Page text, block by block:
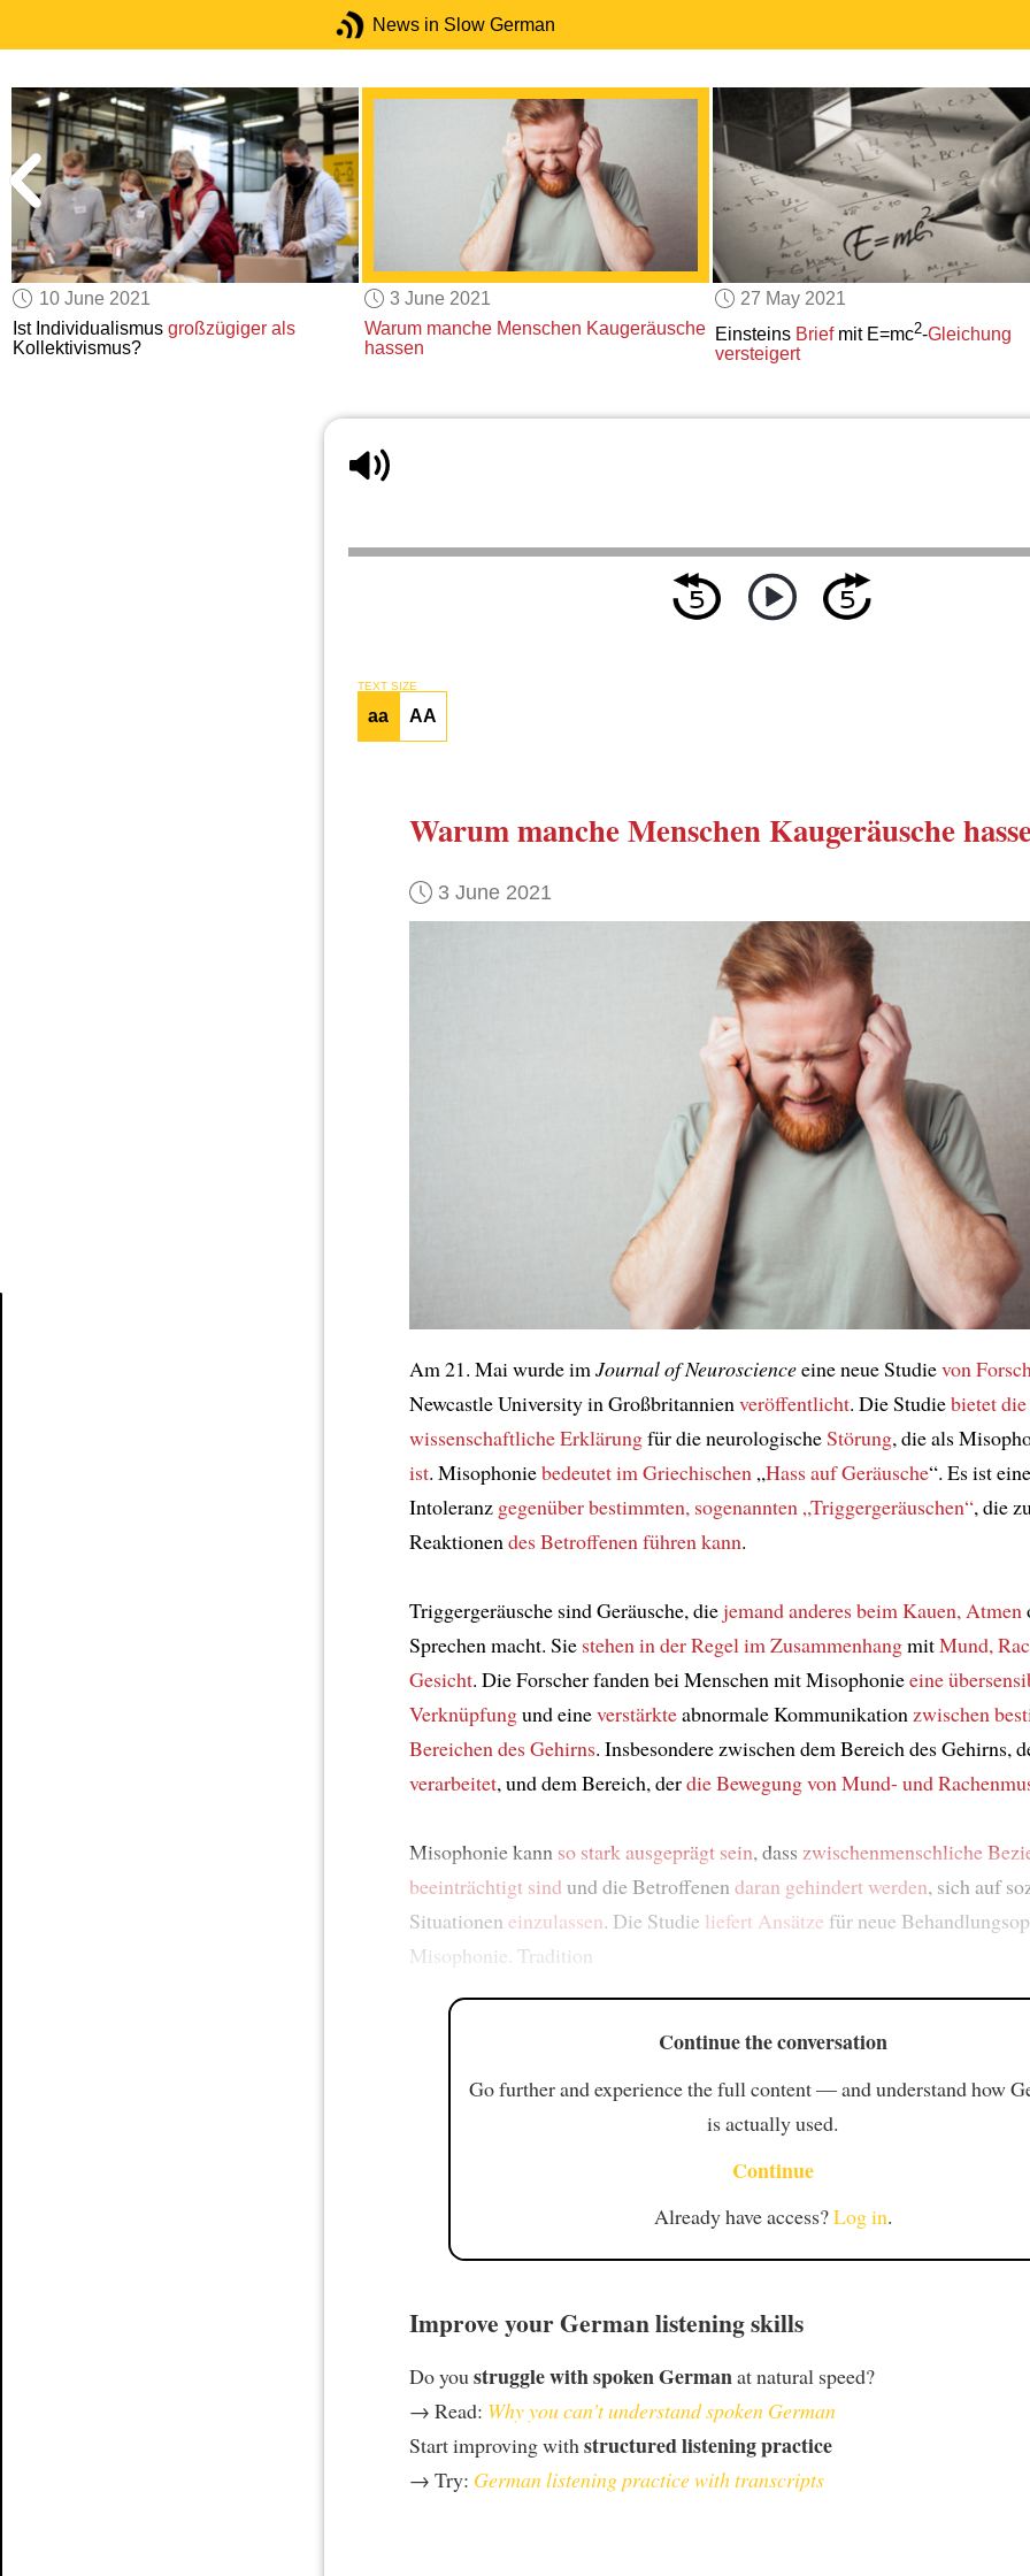
News in Slow German
10 June 2021
Ist Individualismusgroßzügiger als
Kollektivismus?
3 June 2021
Warum manche Menschen Kaugeräusche
hassen
27 May 2021
Einsteins Briefmit E=mc2-Gleichung
versteigert
TEXT SIZE
aa AA
Warum manche MenschenKaugeräusche
3 June 2021
Am 21. Mai wurde imJournal of Neuroscienceeine neue Studievon
Newcastle University in Großbritannienveröffentlicht. Die Studiebietet
wissenschaftliche Erklärungfür die neurologischeStörung, die als
ist. Misophoniebedeutetim Griechischen „Hass auf Geräusche“. Es ist
Intoleranz gegenüber bestimmten, sogenannten „Triggergeräuschen“, die
Reaktionendes Betroffenenführen kann.
Triggergeräusche sind Geräusche, diejemand anderesbeim Kauen, Atmen
Sprechen macht. Sie stehen in der Regel im ZusammenhangmitMund,
Gesicht. Die Forscher fanden bei Menschen mit Misophonieeine
Verknüpfungund eineverstärkteabnormale Kommunikationzwischen
Bereichen des Gehirns. Insbesondere zwischen dem Bereich des Gehirns,
verarbeitet, und dem Bereich, derdie Bewegung von Mund- und
Misophonie kann so stark ausgeprägt sein, dass zwischenmenschliche
beeinträchtigt sind und die Betroffenen daran gehindert werden, sich auf
Situationen einzulassen. Die Studie liefert Ansätze für neue
Misophonie. Tradition
Continue the conversation
Go further and experience the full content — and understand how
is actually used.
Continue
Already have access?Log in.
Improve your German listening skills
Do you struggle with spoken Germanat natural speed?
→ Read: Why you can't understand spoken German
Start improving with structured listening practice
→ Try: German listening practice with transcripts